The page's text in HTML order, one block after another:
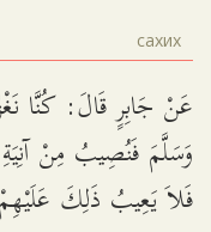
сахих
عَنْ جَابِرٍ قَالَ: كُنَّا
وَسَلَّمَ فَنُصِيبُ مِنْ
فَلاَ يَعِيبُ ذَلِكَ